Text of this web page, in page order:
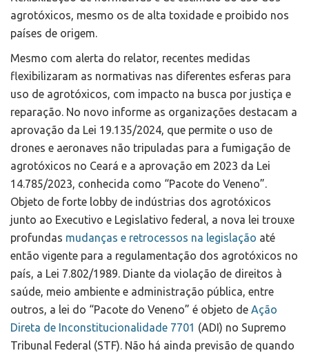
agrotóxicos, mesmo os de alta toxidade e proibido nos
países de origem.
Mesmo com alerta do relator, recentes medidas
flexibilizaram as normativas nas diferentes esferas para
uso de agrotóxicos, com impacto na busca por justiça e
reparação. No novo informe as organizações destacam a
aprovação da Lei 19.135/2024, que permite o uso de
drones e aeronaves não tripuladas para a fumigação de
agrotóxicos no Ceará e a aprovação em 2023 da Lei
14.785/2023, conhecida como “Pacote do Veneno”.
Objeto de forte lobby de indústrias dos agrotóxicos
junto ao Executivo e Legislativo federal, a nova lei trouxe
profundas mudanças e retrocessos na legislação até
então vigente para a regulamentação dos agrotóxicos no
país, a Lei 7.802/1989. Diante da violação de direitos à
saúde, meio ambiente e administração pública, entre
outros, a lei do “Pacote do Veneno” é objeto de Ação
Direta de Inconstitucionalidade 7701 (ADI) no Supremo
Tribunal Federal (STF). Não há ainda previsão de quando